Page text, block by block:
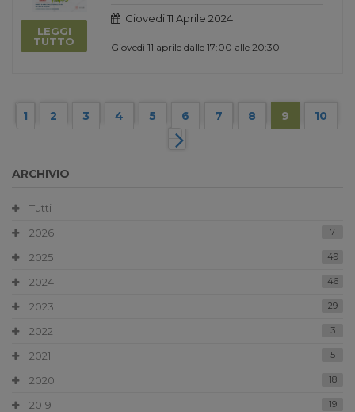
LEGGI
TUTTO
Giovedi 11 Aprile 2024
Giovedì 11 aprile dalle 17:00 alle 20:30
1 2 3 4 5 6 7 8 9 10
ARCHIVIO
Tutti
2026
7
2025 49
2024 46
2023 29
2022 3
2021 5
2020 18
2019 19